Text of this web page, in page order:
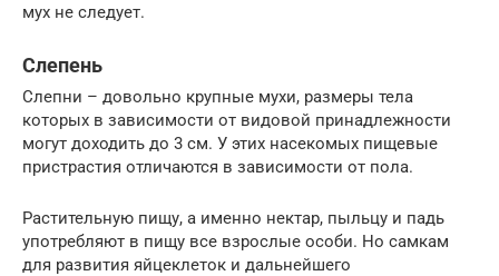
мух не следует.
Слепень
Слепни – довольно крупные мухи, размеры тела
которых в зависимости от видовой принадлежности
могут доходить до 3 см. У этих насекомых пищевые
пристрастия отличаются в зависимости от пола.
Растительную пищу, а именно нектар, пыльцу и падь
употребляют в пищу все взрослые особи. Но самкам
для развития яйцеклеток и дальнейшего